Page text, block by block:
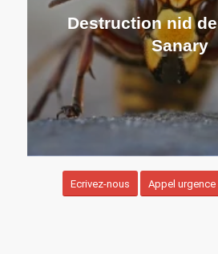
Destruction nid
Sanary
Ecrivez-nous Appel urgence